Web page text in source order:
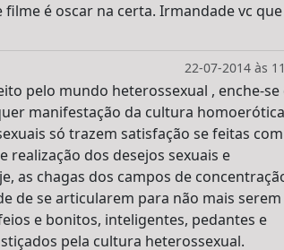
é oscar na certa. Irmandade vc que
22-07-2014 às
pelo mundo heterossexual , enche-se
manifestação da cultura
só trazem satisfação se feitas com
realização dos desejos sexuais e
as chagas dos campos de
de se articularem para não mais serem
e bonitos, inteligentes, pedantes e
pela cultura heterossexual.